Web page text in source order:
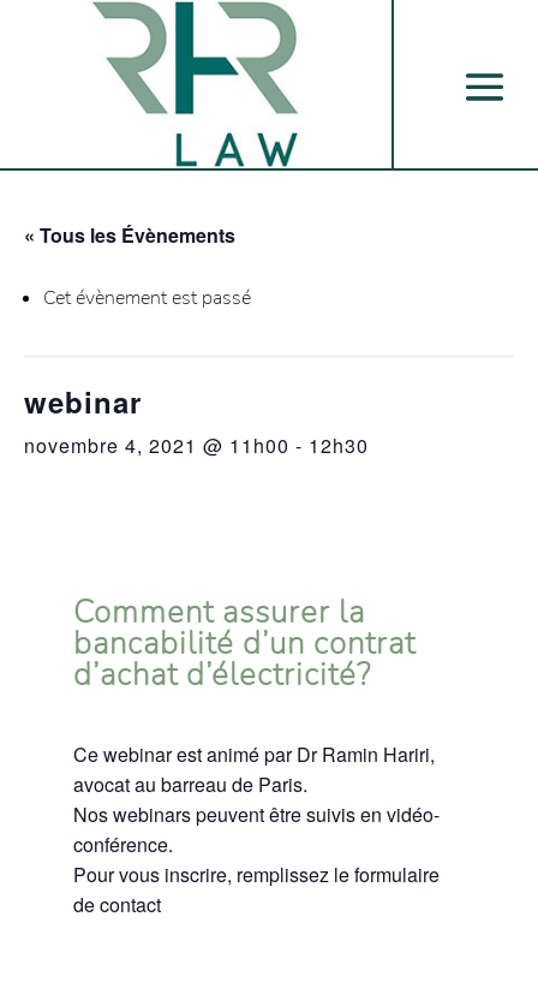
« Tous les Évènements
Cet évènement est passé
webinar
novembre 4, 2021 @ 11h00 - 12h30
Comment assurer la
bancabilité d’un contrat
d’achat d’électricité?
Ce webinar est animé par Dr Ramin Hariri,
avocat au barreau de Paris.
Nos webinars peuvent être suivis en vidéo-
conférence.
Pour vous inscrire, remplissez le formulaire
de contact